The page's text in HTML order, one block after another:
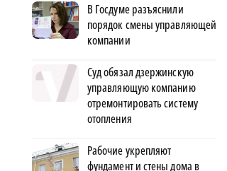
В Госдуме разъяснили
порядок смены управляющей
компании
Суд обязал дзержинскую
управляющую компанию
отремонтировать систему
отопления
Рабочие укрепляют
фундамент и стены дома в